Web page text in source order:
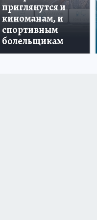
приглянутся и
киноманам, и
спортивным
болельщикам